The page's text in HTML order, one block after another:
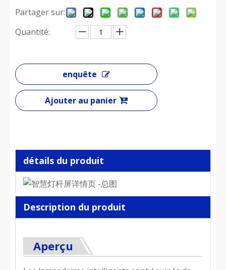
Partager sur:
Quantité:
enquête
Ajouter au panier
détails du produit
Description du produit
Aperçu